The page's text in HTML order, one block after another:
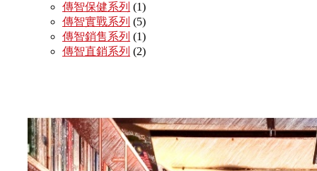
傳智保健系列 (1)
傳智實戰系列 (5)
傳智銷售系列 (1)
傳智直銷系列 (2)